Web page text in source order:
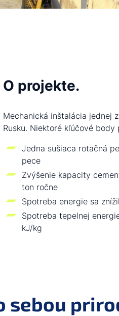
O projekte.
Mechanická inštalácia jednej
Rusku. Niektoré kľúčové body
Jedna sušiaca rotačná
pece
Zvýšenie kapacity
ton ročne
Spotreba energie sa
Spotreba tepelnej
kJ/kg